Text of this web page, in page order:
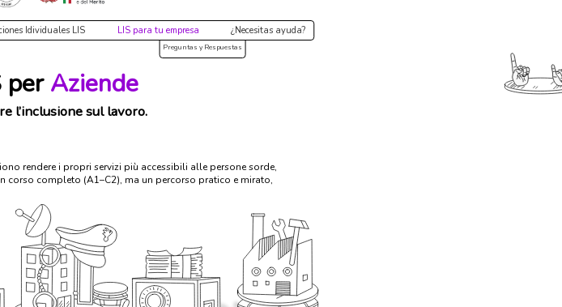
Idividuales LIS LIS para tu empresa ¿Necesitas ayuda?
Preguntas y Respuestas
perAziende
l’inclusione sul lavoro.
rendere i propri servizi più accessibili alle persone sorde,
completo (A1–C2), ma un percorso pratico e mirato,